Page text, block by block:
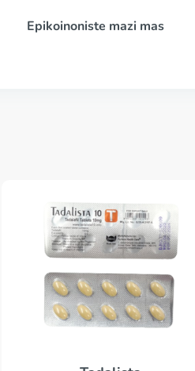
Epikoinoniste mazi mas